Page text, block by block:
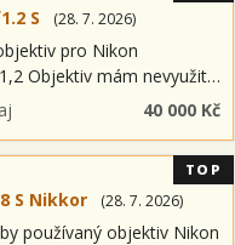
S (28. 7. 2026)
pro Nikon
Objektiv mám nevyužitý
a 85mm f1,2)
Včetně krabice a
jako…
40 000 Kč
S Nikkor (28. 7. 2026)
používaný objektiv Nikon
TOP